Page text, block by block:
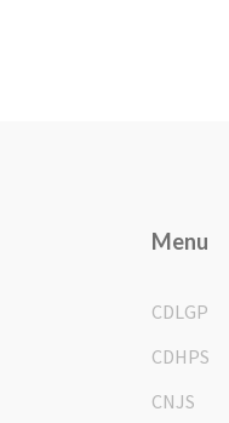
Menu
CDLGP
CDHPS
CNJS